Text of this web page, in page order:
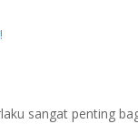
sangat penting